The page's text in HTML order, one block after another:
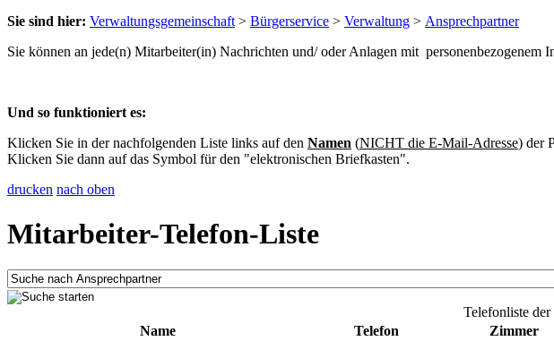
Sie sind hier: Verwaltungsgemeinschaft > Bürgerservice > Verwaltung > Ansprechpartner
Sie können an jede(n) Mitarbeiter(in) Nachrichten und/ oder Anlagen mit personenbezogenem
Und so funktioniert es:
Klicken Sie in der nachfolgenden Liste links auf den Namen (NICHT die E-Mail-Adresse) der
Klicken Sie dann auf das Symbol für den "elektronischen Briefkasten".
drucken nach oben
Mitarbeiter-Telefon-Liste
Telefonliste
Name
Telefon Zimmer